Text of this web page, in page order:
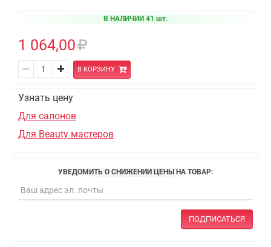
В НАЛИЧИИ 41 шт.
1 064,00
В КОРЗИНУ
Узнать цену
Для салонов
Для Beauty мастеров
УВЕДОМИТЬ О СНИЖЕНИИ ЦЕНЫ НА ТОВАР:
ПОДПИСАТЬСЯ